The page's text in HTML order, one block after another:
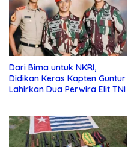
Dari Bima untuk NKRI,
Didikan Keras Kapten Guntur
Lahirkan Dua Perwira Elit TNI